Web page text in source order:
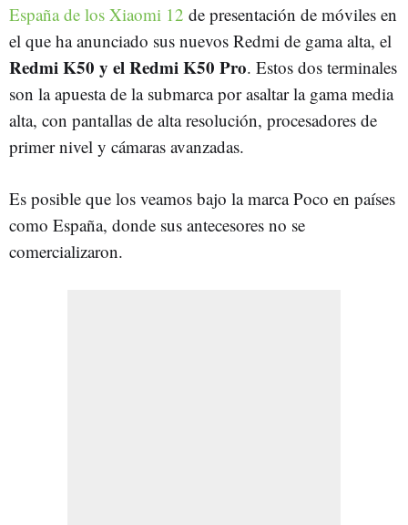
España de los Xiaomi 12 de presentación de móviles en
el que ha anunciado sus nuevos Redmi de gama alta, el
Redmi K50 y el Redmi K50 Pro. Estos dos terminales
son la apuesta de la submarca por asaltar la gama media
alta, con pantallas de alta resolución, procesadores de
primer nivel y cámaras avanzadas.
Es posible que los veamos bajo la marca Poco en países
como España, donde sus antecesores no se
comercializaron.